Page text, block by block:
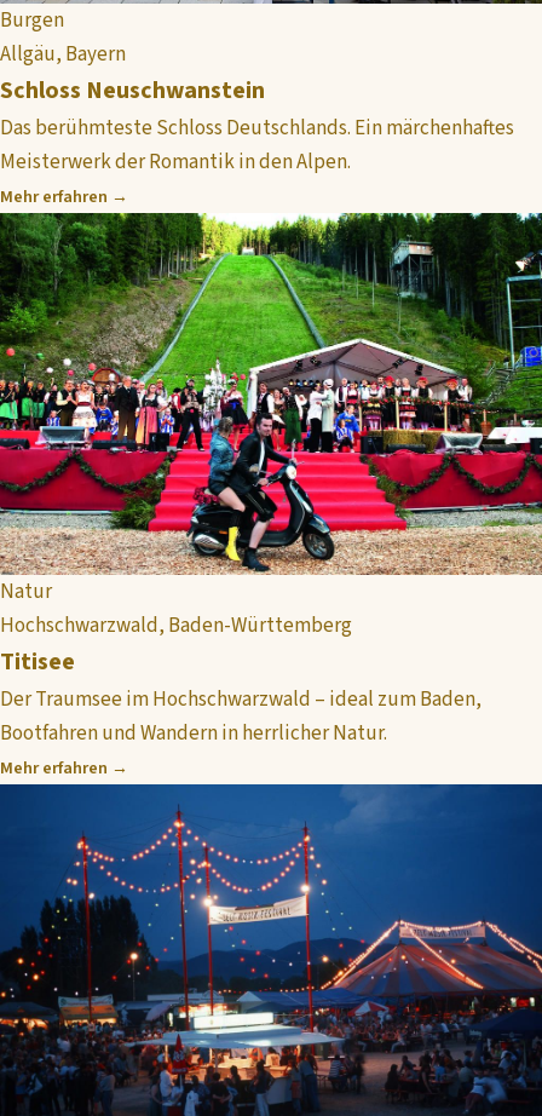
Burgen
Allgäu, Bayern
Schloss Neuschwanstein
Das berühmteste Schloss Deutschlands. Ein märchenhaftes
Meisterwerk der Romantik in den Alpen.
Mehr erfahren →
Natur
Hochschwarzwald, Baden-Württemberg
Titisee
Der Traumsee im Hochschwarzwald – ideal zum Baden,
Bootfahren und Wandern in herrlicher Natur.
Mehr erfahren →